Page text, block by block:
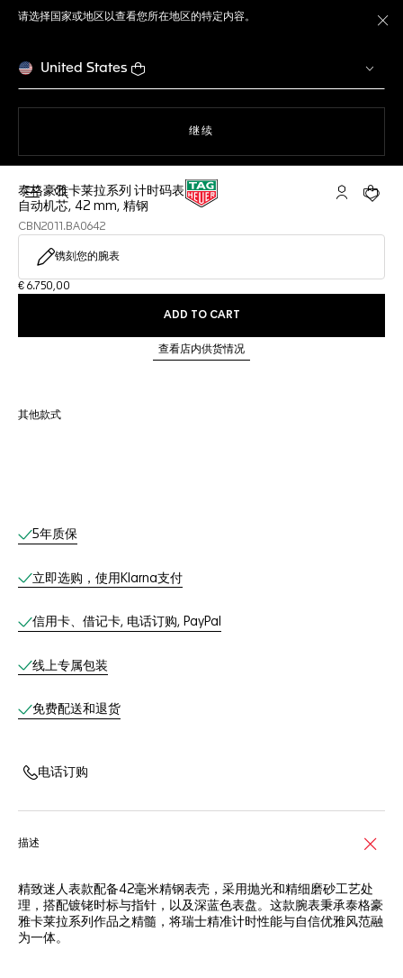
请选择国家或地区以查看您所在地区的特定内容。
United States
继续
打开搜索 My TAG您的
泰格豪雅卡莱拉系列 计时码表
自动机芯, 42 mm, 精钢
CBN2011.BA0642
镌刻您的腕表
€ 6.750,00
ADD TO CART
查看店内供货情况
其他款式
线上服务
5年质保
立即选购，使用Klarna支付
信用卡、借记卡, 电话订购, PayPal
线上专属包装
免费配送和退货
电话订购
描述
精致迷人表款配备42毫米精钢表壳，采用抛光和精细磨砂工艺处
理，搭配镀铑时标与指针，以及深蓝色表盘。这款腕表秉承泰格豪
雅卡莱拉系列作品之精髓，将瑞士精准计时性能与自信优雅风范融
为一体。